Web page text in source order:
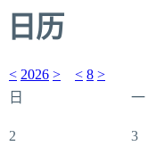
日历
< 2026 > < 8 >
日
一
2 3